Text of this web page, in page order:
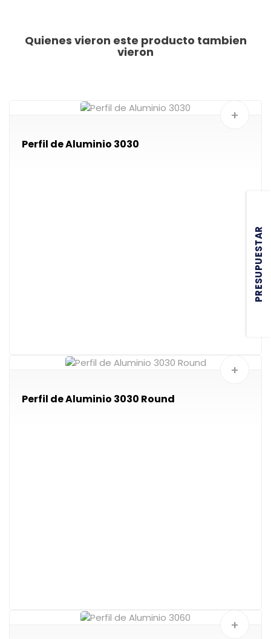
Quienes vieron este producto tambien
vieron
+
Perfil de Aluminio 3030
+
Perfil de Aluminio 3030 Round
+
PRESUPUESTAR